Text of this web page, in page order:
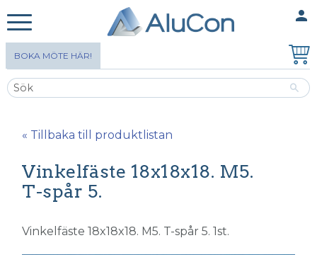
person
BOKA MÖTE HÄR!
« Tillbaka till produktlistan
Vinkelfäste 18x18x18. M5.
T-spår 5.
Vinkelfäste 18x18x18. M5. T-spår 5. 1st.